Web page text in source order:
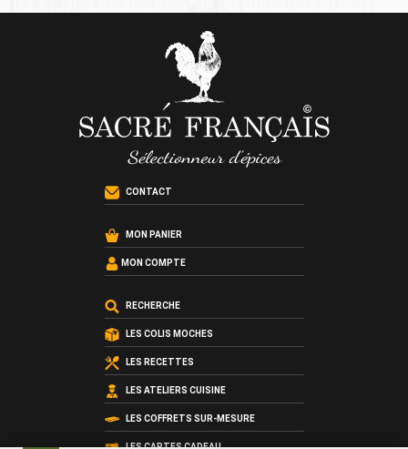
CONTACT
MON PANIER
MON COMPTE
RECHERCHE
LES COLIS MOCHES
LES RECETTES
LES ATELIERS CUISINE
LES COFFRETS SUR-MESURE
LES CARTES CADEAU